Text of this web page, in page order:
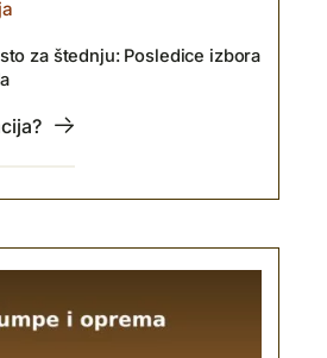
za štednju: Posledice izbora